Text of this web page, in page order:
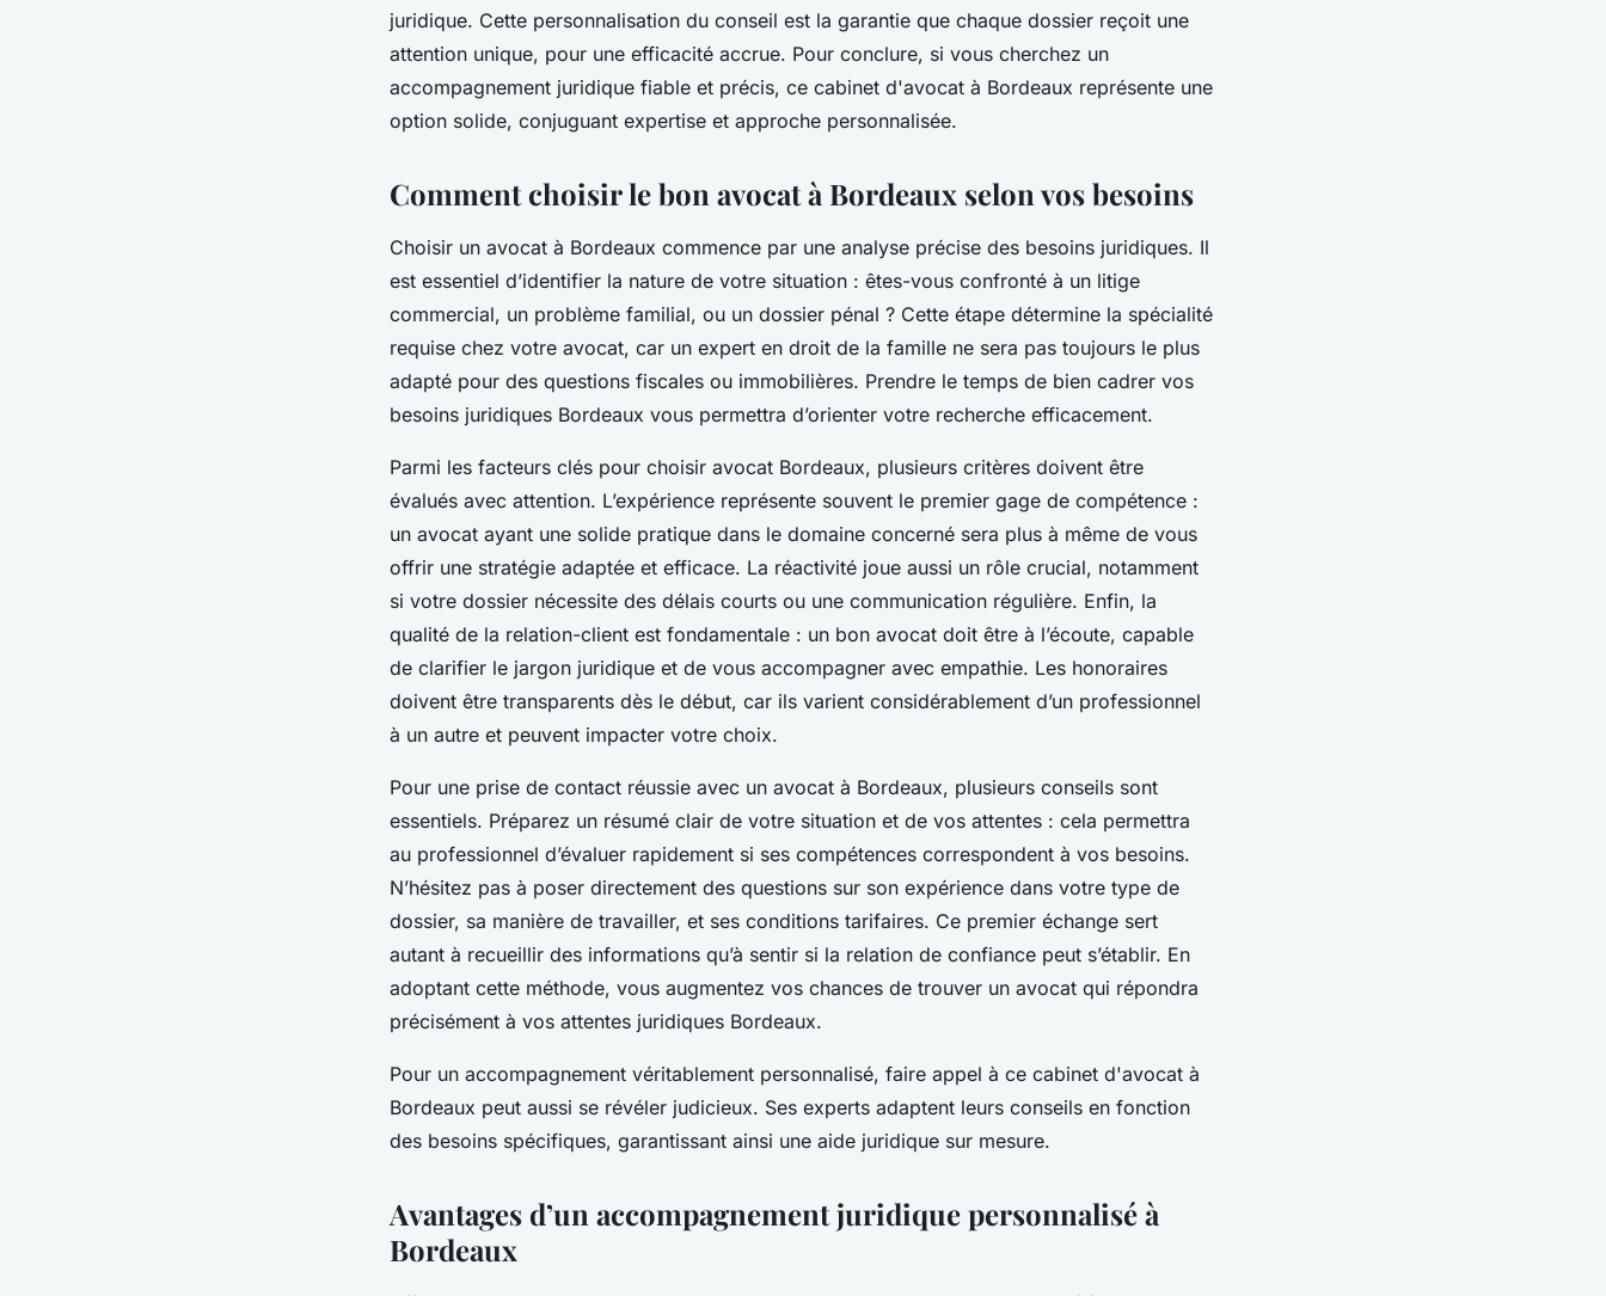
juridique. Cette personnalisation du conseil est la garantie que chaque dossier reçoit une
attention unique, pour une efficacité accrue. Pour conclure, si vous cherchez un
accompagnement juridique fiable et précis, ce cabinet d'avocat à Bordeaux représente une
option solide, conjuguant expertise et approche personnalisée.
Comment choisir le bon avocat à Bordeaux selon vos besoins
Choisir un avocat à Bordeaux commence par une analyse précise des besoins juridiques. Il
est essentiel d’identifier la nature de votre situation : êtes-vous confronté à un litige
commercial, un problème familial, ou un dossier pénal ? Cette étape détermine la spécialité
requise chez votre avocat, car un expert en droit de la famille ne sera pas toujours le plus
adapté pour des questions fiscales ou immobilières. Prendre le temps de bien cadrer vos
besoins juridiques Bordeaux vous permettra d’orienter votre recherche efficacement.
Parmi les facteurs clés pour choisir avocat Bordeaux, plusieurs critères doivent être
évalués avec attention. L’expérience représente souvent le premier gage de compétence :
un avocat ayant une solide pratique dans le domaine concerné sera plus à même de vous
offrir une stratégie adaptée et efficace. La réactivité joue aussi un rôle crucial, notamment
si votre dossier nécessite des délais courts ou une communication régulière. Enfin, la
qualité de la relation-client est fondamentale : un bon avocat doit être à l’écoute, capable
de clarifier le jargon juridique et de vous accompagner avec empathie. Les honoraires
doivent être transparents dès le début, car ils varient considérablement d’un professionnel
à un autre et peuvent impacter votre choix.
Pour une prise de contact réussie avec un avocat à Bordeaux, plusieurs conseils sont
essentiels. Préparez un résumé clair de votre situation et de vos attentes : cela permettra
au professionnel d’évaluer rapidement si ses compétences correspondent à vos besoins.
N’hésitez pas à poser directement des questions sur son expérience dans votre type de
dossier, sa manière de travailler, et ses conditions tarifaires. Ce premier échange sert
autant à recueillir des informations qu’à sentir si la relation de confiance peut s’établir. En
adoptant cette méthode, vous augmentez vos chances de trouver un avocat qui répondra
précisément à vos attentes juridiques Bordeaux.
Pour un accompagnement véritablement personnalisé, faire appel à ce cabinet d'avocat à
Bordeaux peut aussi se révéler judicieux. Ses experts adaptent leurs conseils en fonction
des besoins spécifiques, garantissant ainsi une aide juridique sur mesure.
Avantages d’un accompagnement juridique personnalisé à
Bordeaux